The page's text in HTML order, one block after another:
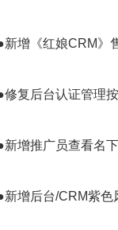
新增《红娘CRM》
修复后台认证管理
新增推广员查看名
新增后台/CRM紫色